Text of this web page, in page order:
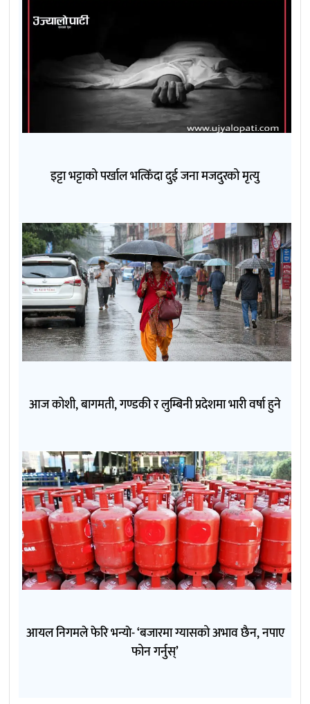
इट्टा भट्टाको पर्खाल भत्किँदा दुई जना मजदुरको मृत्यु
आज कोशी, बागमती, गण्डकी र लुम्बिनी प्रदेशमा भारी वर्षा हुने
आयल निगमले फेरि भन्याे- ‘बजारमा ग्यासको अभाव छैन, नपाए
फोन गर्नुस्’